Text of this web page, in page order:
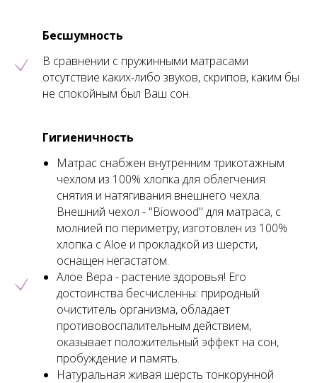
Бесшумность
В сравнении с пружинными матрасами
отсутствие каких-либо звуков, скрипов, каким бы
не спокойным был Ваш сон.
Гигиеничность
Матрас снабжен внутренним трикотажным
чехлом из 100% хлопка для облегчения
снятия и натягивания внешнего чехла.
Внешний чехол - "Biowood" для матраса, с
молнией по периметру, изготовлен из 100%
хлопка с Aloе и прокладкой из шерсти,
оснащен негастатом.
Алое Вера - растение здоровья! Его
достоинства бесчисленны: природный
очиститель организма, обладает
противовоспалительным действием,
оказывает положительный эффект на сон,
пробуждение и память.
Натуральная живая шерсть тонкорунной